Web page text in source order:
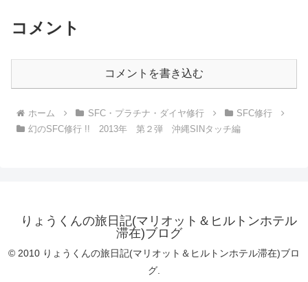
コメント
コメントを書き込む
ホーム SFC・プラチナ・ダイヤ修行
SFC修行
幻のSFC修行 !! 2013年 第２弾 沖縄SINタッチ編
りょうくんの旅日記(マリオット＆ヒルトンホテル
滞在)ブログ
© 2010 りょうくんの旅日記(マリオット＆ヒルトンホテル滞在)ブロ
グ.